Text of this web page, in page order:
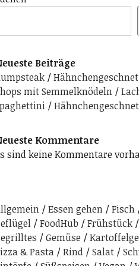
Beiträge
mit Semmelknödeln
Kommentare
sind keine Kommentare
Essen gehen Fisch
FoodHub Frühstück
Gemüse
& Pasta
Rind Salat